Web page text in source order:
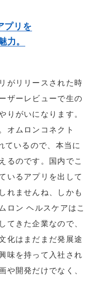
プリを
力。
がリリースされた時
ザーレビューで生の
りがいになります。
オムロンコネクト
ているので、本当に
るのです。国内でこ
いるアプリを出して
れませんね、しかも
ロン ヘルスケアはこ
てきた企業なので、
化はまだまだ発展途
味を持って入社され
や開発だけでなく、